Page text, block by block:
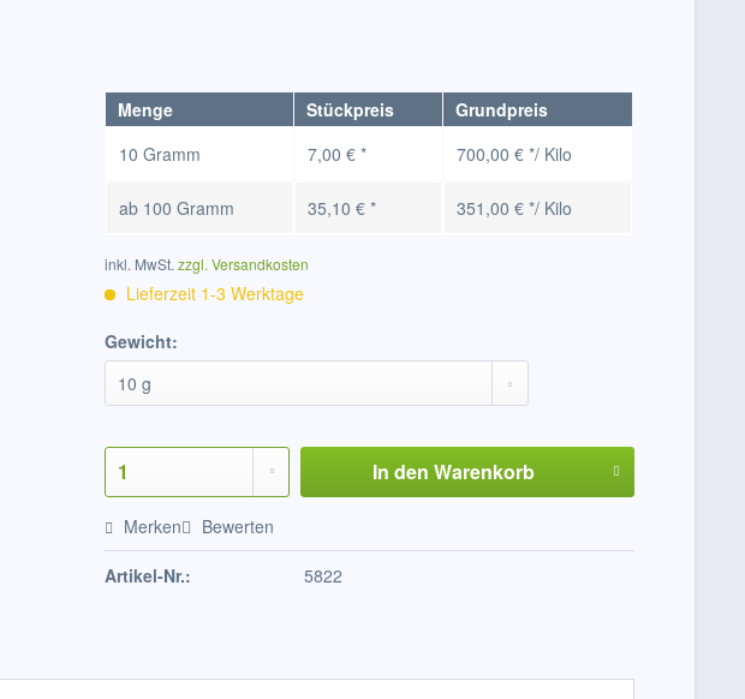
Menge Stückpreis
Grundpreis
10 Gramm
7,00 € * 700,00 € */ Kilo
ab 100 Gramm 35,10 € * 351,00 € */ Kilo
inkl. MwSt.zzgl. Versandkosten
Lieferzeit 1-3 Werktage
Gewicht:
In den Warenkorb
Merken Bewerten
Artikel-Nr.: 5822